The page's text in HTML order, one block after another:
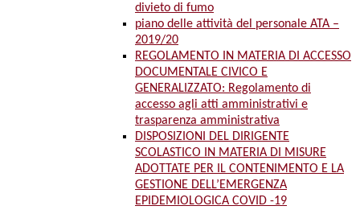
divieto di fumo
piano delle attività del personale ATA –
2019/20
REGOLAMENTO IN MATERIA DI ACCESSO
DOCUMENTALE CIVICO E
GENERALIZZATO: Regolamento di
accesso agli atti amministrativi e
trasparenza amministrativa
DISPOSIZIONI DEL DIRIGENTE
SCOLASTICO IN MATERIA DI MISURE
ADOTTATE PER IL CONTENIMENTO E LA
GESTIONE DELL’EMERGENZA
EPIDEMIOLOGICA COVID -19